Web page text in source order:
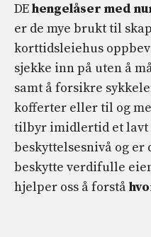
DEhengelåser med
er de mye brukt til
korttidsleiehus
sjekke inn på uten å
samt å forsikre
kofferter eller til og
tilbyr imidlertid et lavt
beskyttelsesnivå og
beskytte verdifulle
hjelper oss å forstå